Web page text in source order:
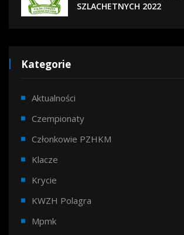
SZLACHETNYCH 2022
Kategorie
Aktualności
Czempionaty
Członkowie PZHKM
Klacze
Krycie
KWZH Polagra
Mpmk